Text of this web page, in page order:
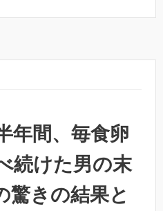
年間、毎食卵
続けた男の末
驚きの結果と